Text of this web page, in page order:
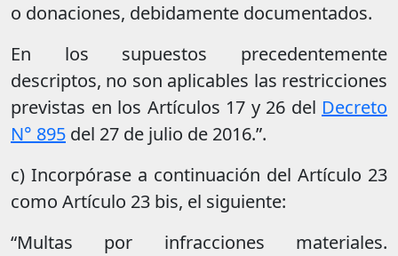
o donaciones, debidamente documentados.
En los supuestos precedentemente
descriptos, no son aplicables las restricciones
previstas en los Artículos 17 y 26 del Decreto
N° 895 del 27 de julio de 2016.”.
c) Incorpórase a continuación del Artículo 23
como Artículo 23 bis, el siguiente:
“Multas por infracciones materiales.